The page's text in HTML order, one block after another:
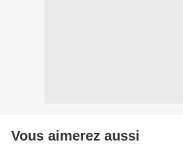
Vous aimerez aussi